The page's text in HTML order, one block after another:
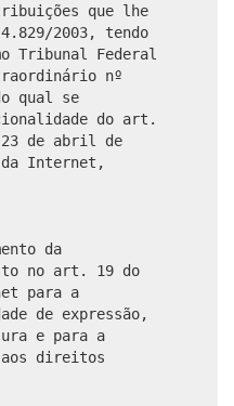
que lhe
2003, tendo
Tribunal Federal
nº
qual se
do art.
de abril de
Internet,
da
no art. 19 do
para a
de expressão,
e para a
direitos